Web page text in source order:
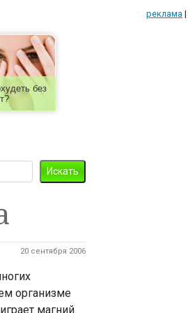
реклама |
без
20 сентября 2006
организме
магний.